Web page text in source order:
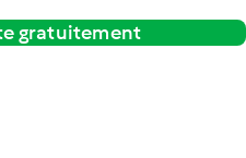
gratuitement